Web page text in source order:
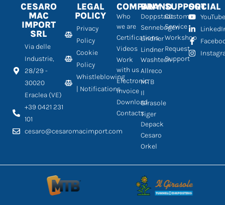
CESARO
MAC
IMPORT
SRL
Via delle
Industrie,
28/29 -
30020
Eraclea (VE)
+39 0421 231
101
cesaro@cesaromacimport.com
LEGAL
POLICY
Privacy
Policy
Cookie
Policy
Whistleblowing
| Notifications
COMPANY
Who
we are
Certifications
Videos
Work
with us
Electronic
Invoice
Download
Contacts
BRAND
Doppstadt
Sennebogen
Lindner
Lindner
Washtech
Allreco
MTB
Il
Girasole
Tiger
Depack
Cesaro
Orkel
SUPPORT
Customer
Service
Workshop
Request
Support
SOCIAL